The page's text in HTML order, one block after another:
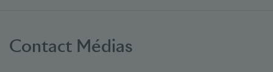
Contact Médias